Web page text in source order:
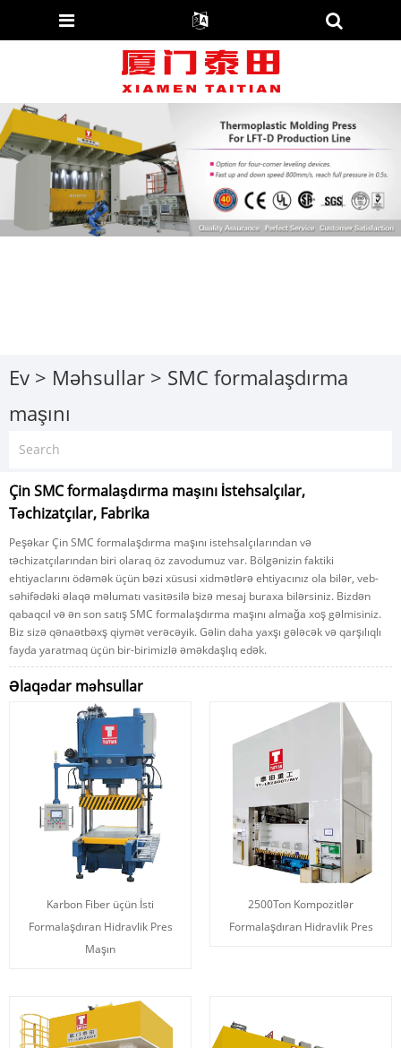
Ev > Məhsullar > SMC formalaşdırma
maşını
Çin SMC formalaşdırma maşını İstehsalçılar,
Təchizatçılar, Fabrika
Peşəkar Çin SMC formalaşdırma maşını istehsalçılarından və
təchizatçılarından biri olaraq öz zavodumuz var. Bölgənizin faktiki
ehtiyaclarını ödəmək üçün bəzi xüsusi xidmətlərə ehtiyacınız ola bilər, veb-
səhifədəki əlaqə məlumatı vasitəsilə bizə mesaj buraxa bilərsiniz. Bizdən
qabaqcıl və ən son satış SMC formalaşdırma maşını almağa xoş gəlmisiniz.
Biz sizə qənaətbəxş qiymət verəcəyik. Gəlin daha yaxşı gələcək və qarşılıqlı
fayda yaratmaq üçün bir-birimizlə əməkdaşlıq edək.
Əlaqədar məhsullar
Karbon Fiber üçün İsti
Formalaşdıran Hidravlik Pres
Maşın
2500Ton Kompozitlər
Formalaşdıran Hidravlik Pres